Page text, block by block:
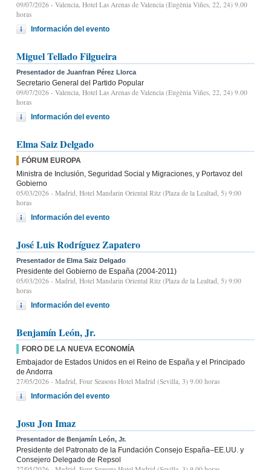
09/07/2026 - Valencia, Hotel Las Arenas de Valencia (Eugènia Viñes, 22, 24) 9.00
horas
Información del evento
Miguel Tellado Filgueira
Presentador de Juanfran Pérez Llorca
Secretario General del Partido Popular
09/07/2026 - Valencia, Hotel Las Arenas de Valencia (Eugènia Viñes, 22, 24) 9.00
horas
Información del evento
Elma Saiz Delgado
FÓRUM EUROPA
Ministra de Inclusión, Seguridad Social y Migraciones, y Portavoz del
Gobierno
05/03/2026 - Madrid, Hotel Mandarin Oriental Ritz (Plaza de la Lealtad, 5) 9:00
horas
Información del evento
José Luis Rodríguez Zapatero
Presentador de Elma Saiz Delgado
Presidente del Gobierno de España (2004-2011)
05/03/2026 - Madrid, Hotel Mandarin Oriental Ritz (Plaza de la Lealtad, 5) 9:00
horas
Información del evento
Benjamín León, Jr.
FORO DE LA NUEVA ECONOMÍA
Embajador de Estados Unidos en el Reino de España y el Principado
de Andorra
27/05/2026 - Madrid, Four Seasons Hotel Madrid (Sevilla, 3) 9.00 horas
Información del evento
Josu Jon Imaz
Presentador de Benjamín León, Jr.
Presidente del Patronato de la Fundación Consejo España–EE.UU. y
Consejero Delegado de Repsol